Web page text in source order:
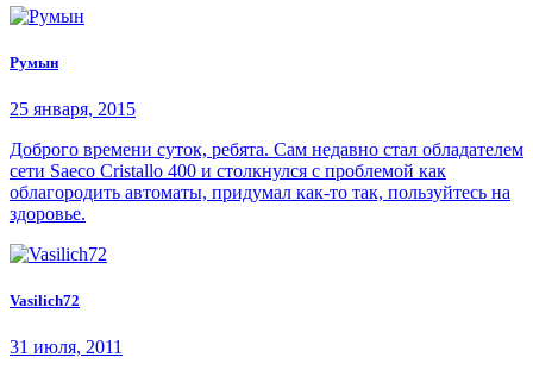
Румын
25 января, 2015
Доброго времени суток, ребята. Сам недавно стал обладателем
сети Saeco Cristallo 400 и столкнулся с проблемой как
облагородить автоматы, придумал как-то так, пользуйтесь на
здоровье.
Vasilich72
31 июля, 2011